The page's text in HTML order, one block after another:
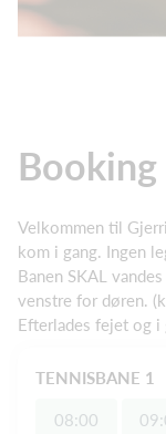
Booking
Velkommen til
kom i gang. Ingen
Banen SKAL
venstre for døren.
Efterlades fejet og i
TENNISBANE 1
08:00